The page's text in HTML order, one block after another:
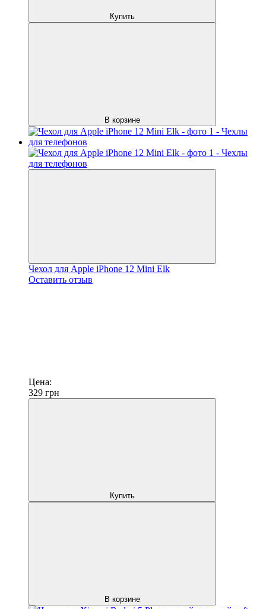
Купить
В корзине
Чехол для Apple iPhone 12 Mini Elk
Оставить отзыв
Цена:
329 грн
Купить
В корзине